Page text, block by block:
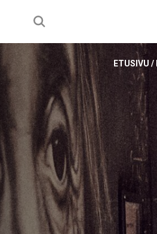
ETUSIVU /